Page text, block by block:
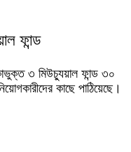
ফান্ড
৩ মিউচ্যুয়াল ফান্ড ৩০
কাছে পাঠিয়েছে।